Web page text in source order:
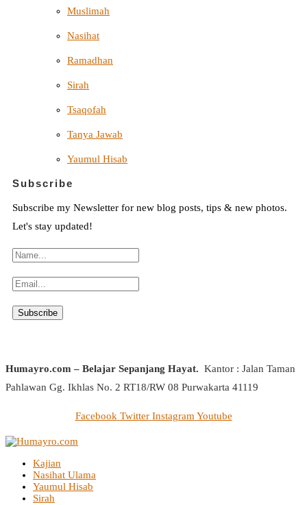
Muslimah
Nasihat
Ramadhan
Sirah
Tsaqofah
Tanya Jawab
Yaumul Hisab
Subscribe
Subscribe my Newsletter for new blog posts, tips & new photos.
Let's stay updated!
Humayro.com – Belajar Sepanjang Hayat. Kantor : Jalan Taman
Pahlawan Gg. Ikhlas No. 2 RT18/RW 08 Purwakarta 41119
Facebook Twitter Instagram Youtube
Kajian
Nasihat Ulama
Yaumul Hisab
Sirah